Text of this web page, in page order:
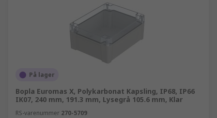
På lager
Bopla Euromas X, Polykarbonat Kapsling, IP68, IP66
IK07, 240 mm, 191.3 mm, Lysegrå 105.6 mm, Klar
RS-varenummer 270-5709